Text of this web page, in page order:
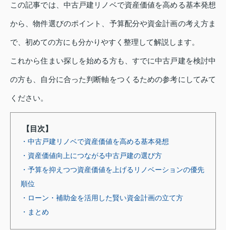
この記事では、中古戸建リノベで資産価値を高める基本発想
から、物件選びのポイント、予算配分や資金計画の考え方ま
で、初めての方にも分かりやすく整理して解説します。
これから住まい探しを始める方も、すでに中古戸建を検討中
の方も、自分に合った判断軸をつくるための参考にしてみて
ください。
【目次】
・中古戸建リノベで資産価値を高める基本発想
・資産価値向上につながる中古戸建の選び方
・予算を抑えつつ資産価値を上げるリノベーションの優先
順位
・ローン・補助金を活用した賢い資金計画の立て方
・まとめ